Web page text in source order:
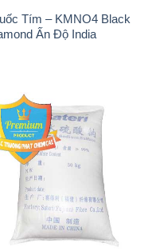
Tím – KMNO4 Black
Ấn Độ India